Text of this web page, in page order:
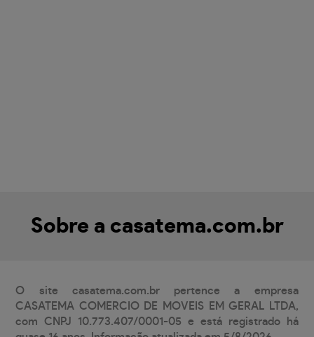
Sobre a casatema.com.br
O site casatema.com.br pertence a empresa
CASATEMA COMERCIO DE MOVEIS EM GERAL LTDA,
com CNPJ 10.773.407/0001-05 e está registrado há